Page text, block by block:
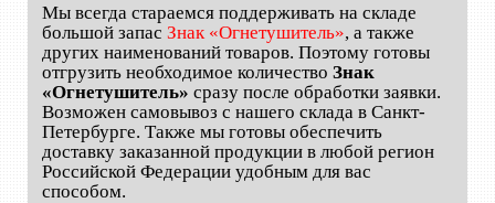
Мы всегда стараемся поддерживать на складе
большой запас Знак «Огнетушитель», а также
других наименований товаров. Поэтому готовы
отгрузить необходимое количество Знак
«Огнетушитель» сразу после обработки заявки.
Возможен самовывоз с нашего склада в Санкт-
Петербурге. Также мы готовы обеспечить
доставку заказанной продукции в любой регион
Российской Федерации удобным для вас
способом.